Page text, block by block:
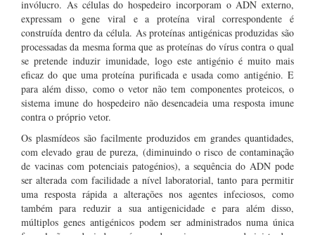
invólucro. As células do hospedeiro incorporam o ADN externo,
expressam o gene viral e a proteína viral correspondente é
construída dentro da célula. As proteínas antigénicas produzidas são
processadas da mesma forma que as proteínas do vírus contra o qual
se pretende induzir imunidade, logo este antigénio é muito mais
eficaz do que uma proteína purificada e usada como antigénio. E
para além disso, como o vetor não tem componentes proteicos, o
sistema imune do hospedeiro não desencadeia uma resposta imune
contra o próprio vetor.
Os plasmídeos são facilmente produzidos em grandes quantidades,
com elevado grau de pureza, (diminuindo o risco de contaminação
de vacinas com potenciais patogénios), a sequência do ADN pode
ser alterada com facilidade a nível laboratorial, tanto para permitir
uma resposta rápida a alterações nos agentes infeciosos, como
também para reduzir a sua antigenicidade e para além disso,
múltiplos genes antigénicos podem ser administrados numa única